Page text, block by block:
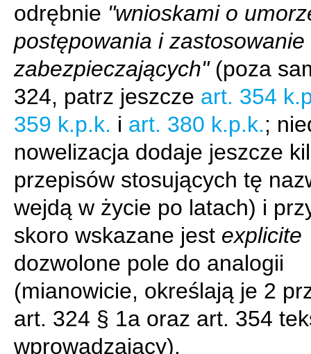
odrębnie "wnioskami o
postępowania i
zabezpieczających"(poza
324, patrz jeszcze art. 354
359 k.p.k. i art. 380 k.p.k.;
nowelizacja dodaje jeszcze
przepisów stosujących tę
wejdą w życie po latach) i
skoro wskazane jest explicite
dozwolone pole do analogii
(mianowicie, określają je 2
art. 324 § 1a oraz art. 354
wprowadzający).